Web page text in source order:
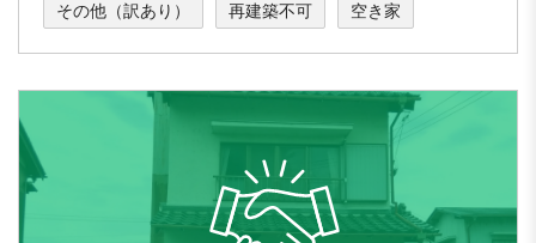
その他（訳あり） 再建築不可 空き家